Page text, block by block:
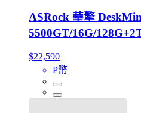
ASRock 華擎
5500GT/16G/
$22,590
P幣